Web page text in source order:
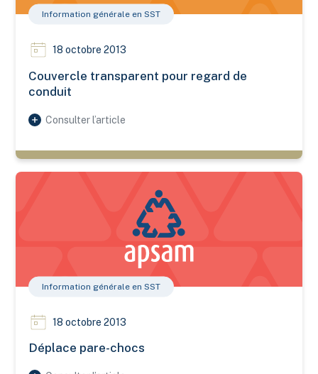
Information générale en SST
18 octobre 2013
Couvercle transparent pour regard de
conduit
Consulter l’article
Déplace pare-chocs
Information générale en SST
18 octobre 2013
Déplace pare-chocs